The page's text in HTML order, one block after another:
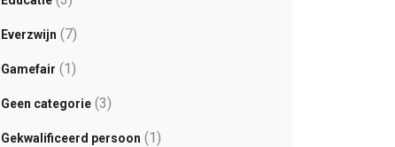
Everzwijn (7)
Gamefair (1)
Geen categorie(3)
Gekwalificeerd persoon (1)